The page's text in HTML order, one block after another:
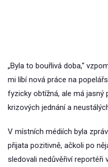
„Byla to bouřlivá doba,“
mi líbí nová práce na
fyzicky obtížná, ale má jasný
krizových jednání a
V místních médiích byla
přijata pozitivně, ačkoli po
sledovali nedůvěřiví reportéři